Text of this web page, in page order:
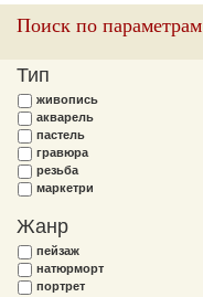
Поиск по параметрам
Тип
живопись
акварель
пастель
гравюра
резьба
маркетри
Жанр
пейзаж
натюрморт
портрет